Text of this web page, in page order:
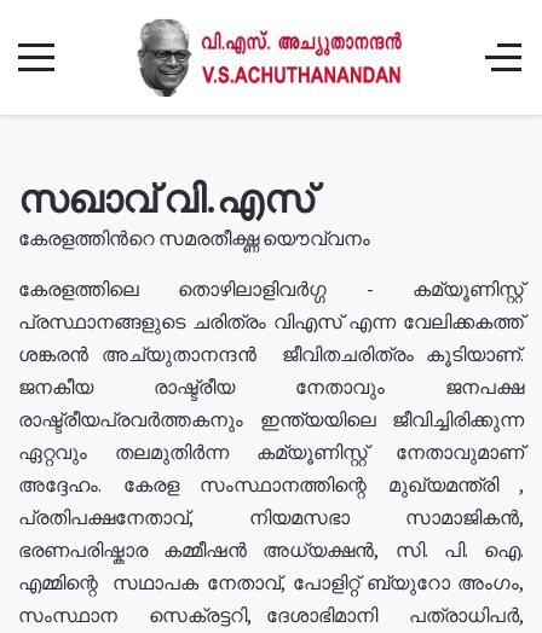
സഖാവ് വി.എസ്
കേരളത്തിൻറെ സമരതീക്ഷ്ണ യൌവ്വനം
കേരളത്തിലെ തൊഴിലാളിവർഗ്ഗ - കമ്യൂണിസ്റ്റ്
പ്രസ്ഥാനങ്ങളുടെ ചരിത്രം വിഎസ് എന്ന വേലിക്കകത്ത്
ശങ്കരൻ അച്യുതാനന്ദൻ ജീവിതചരിത്രം കൂടിയാണ്.
ജനകീയ രാഷ്ട്രീയ നേതാവും ജനപക്ഷ
രാഷ്ട്രീയപ്രവർത്തകനും ഇന്ത്യയിലെ ജീവിച്ചിരിക്കുന്ന
ഏറ്റവും തലമുതിർന്ന കമ്യൂണിസ്റ്റ് നേതാവുമാണ്
അദ്ദേഹം. കേരള സംസ്ഥാനത്തിന്റെ മുഖ്യമന്ത്രി ,
പ്രതിപക്ഷനേതാവ്, നിയമസഭാ സാമാജികൻ,
ഭരണപരിഷ്കാര കമ്മീഷൻ അധ്യക്ഷൻ, സി. പി. ഐ.
എമ്മിന്റെ സഥാപക നേതാവ്, പോളിറ്റ് ബ്യുറോ അംഗം,
സംസ്ഥാന സെക്രട്ടറി, ദേശാഭിമാനി പത്രാധിപർ,